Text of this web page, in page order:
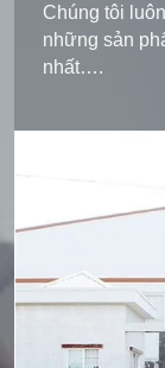
Chúng tôi
những sản
nhất….